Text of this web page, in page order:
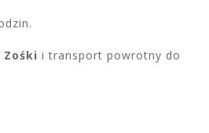
Zośki i transport powrotny do